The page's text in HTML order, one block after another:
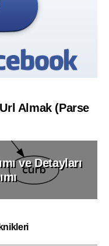
Almak (Parse
ve Detayları